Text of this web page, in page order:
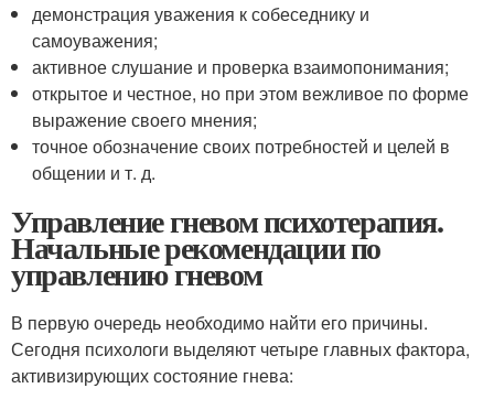
демонстрация уважения к собеседнику и
самоуважения;
активное слушание и проверка взаимопонимания;
открытое и честное, но при этом вежливое по форме
выражение своего мнения;
точное обозначение своих потребностей и целей в
общении и т. д.
Управление гневом психотерапия.
Начальные рекомендации по
управлению гневом
В первую очередь необходимо найти его причины.
Сегодня психологи выделяют четыре главных фактора,
активизирующих состояние гнева: